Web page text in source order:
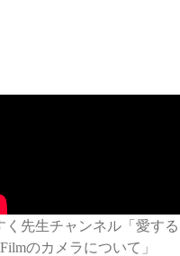
く先生チャンネル「愛する
のカメラについて」